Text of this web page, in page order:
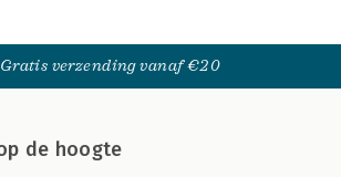
Gratis verzending vanaf €20
de hoogte